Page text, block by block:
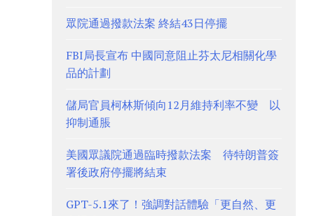
眾院通過撥款法案 終結43日停擺
FBI局長宣布 中國同意阻止芬太尼相關化學
品的計劃
儲局官員柯林斯傾向12月維持利率不變 以
抑制通脹
美國眾議院通過臨時撥款法案 待特朗普簽
署後政府停擺將結束
GPT-5.1來了！強調對話體驗「更自然、更